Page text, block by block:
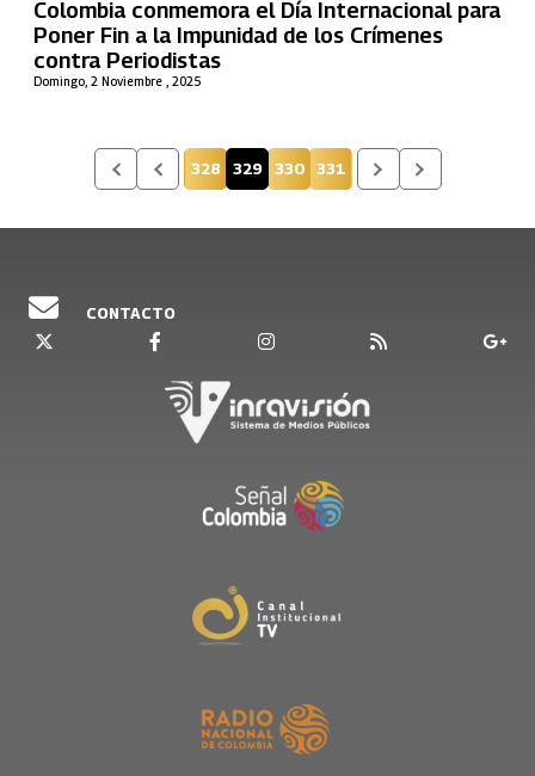
Domingo, 2 Noviembre , 2025
Colombia conmemora el Día Internacional para
Poner Fin a la Impunidad de los Crímenes
contra Periodistas
Página
328 Página actual
329 Página
330 Página
331
CONTACTO